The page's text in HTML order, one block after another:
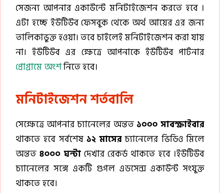
সেজন্য আপনার একাউন্টে মনিটাইজেশন করতে হবে ।
এটা হচ্ছে ইউটিউব ফেসবুক থেকে অর্থ আয়ের এর জন্য
তালিকাভুক্ত হওয়া। তবে চাইলেই মনিটাইজেশন করা যায়
না। ইউটিউব এর ক্ষেত্রে আপনাকে ইউটিউব পার্টনার
প্রোগ্রামে অংশনিতে হবে।
মনিটাইজেশন শর্তবালি
সেক্ষেত্রে আপনার চ্যানেলের অন্তত ১০০০ সাবস্ক্রাইবার
থাকতে হবে সর্বশেষ ১২ মাসের চ্যানেলের ভিডিও মিলে
অন্তত ৪০০০ ঘন্টা দেখার রেকর্ড থাকতে হবে ।ইউটিউব
চ্যানেলের সঙ্গে একটি গুগল এডসেন্স একাউন্ট সংযুক্ত
থাকতে হবে।